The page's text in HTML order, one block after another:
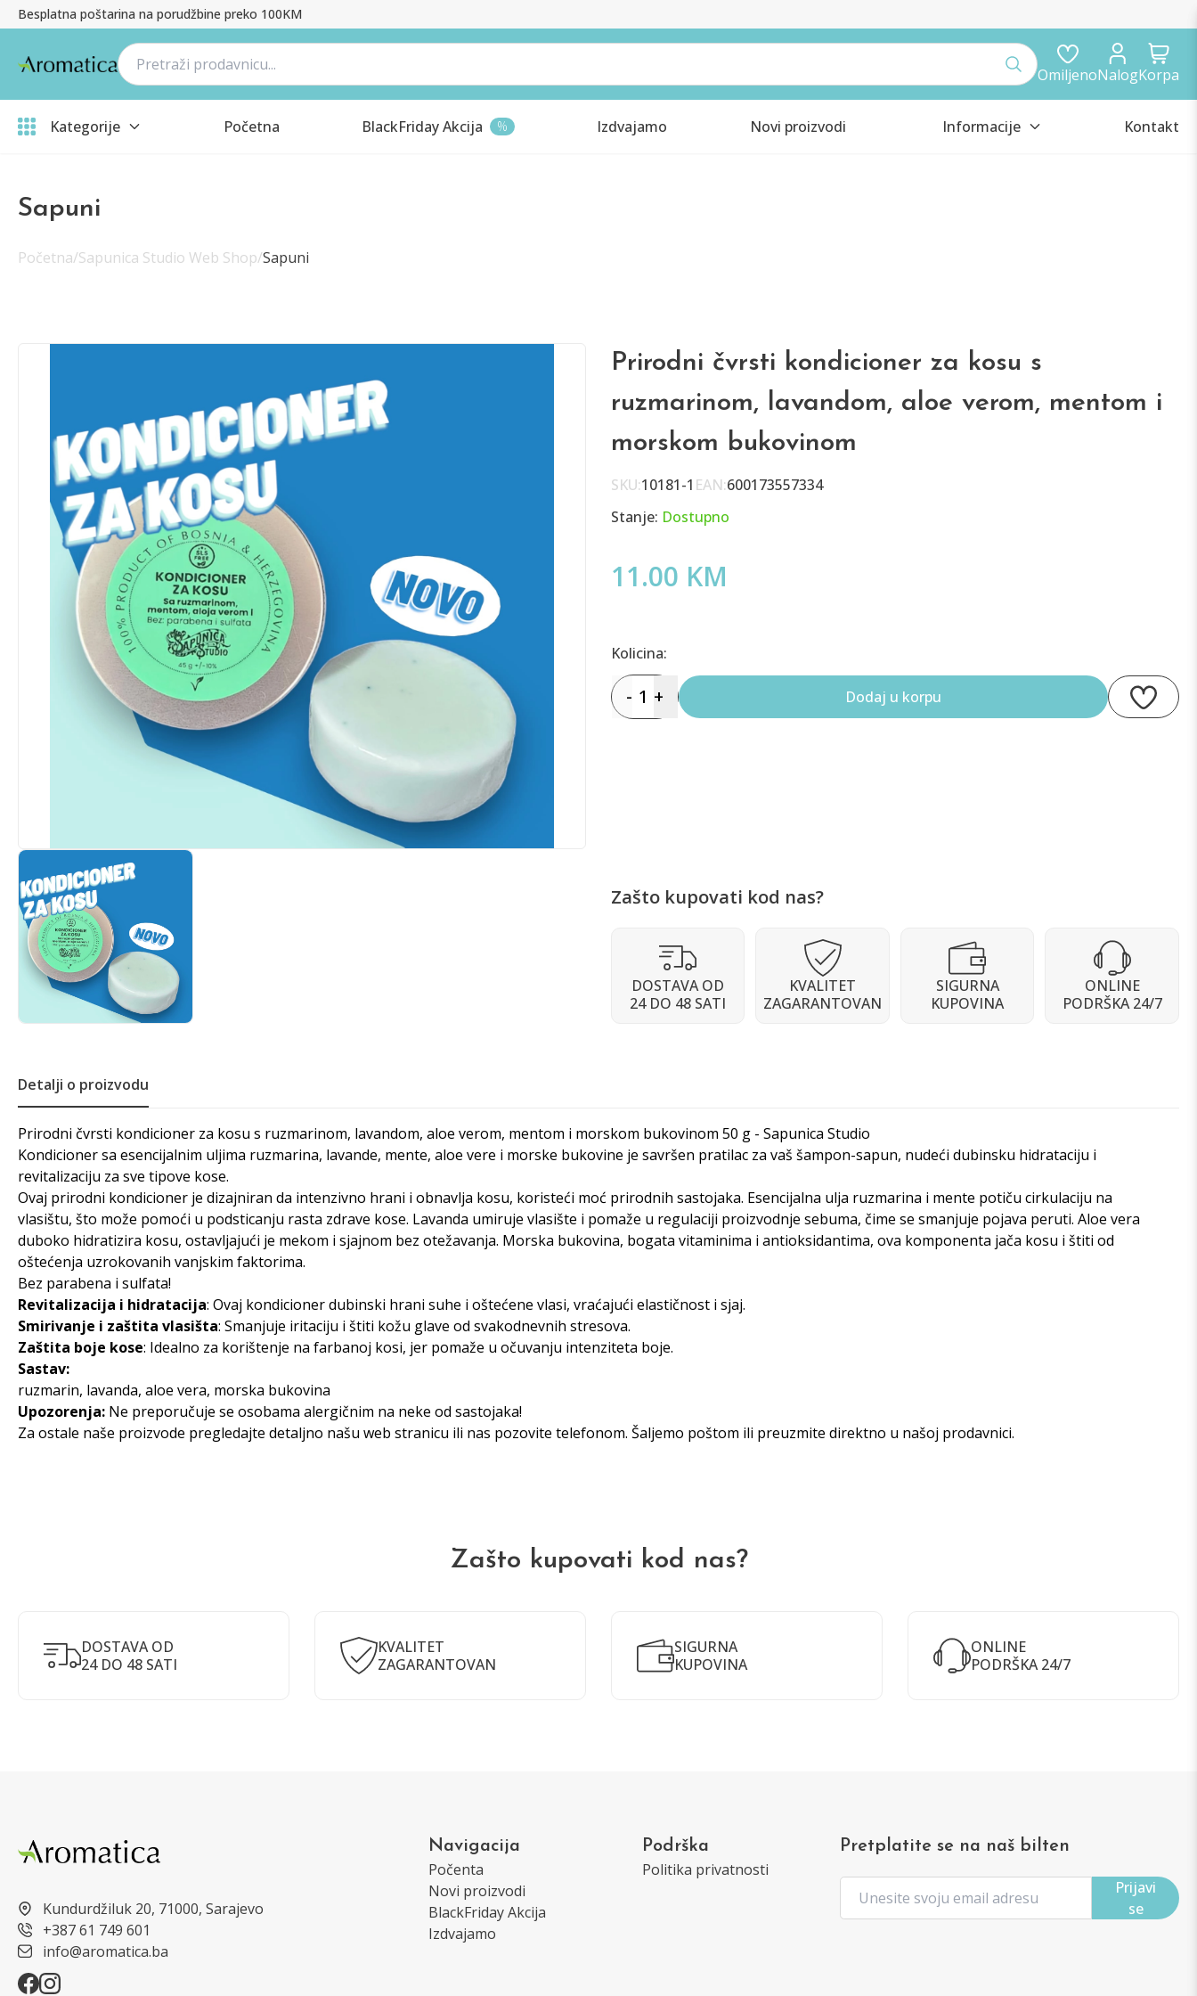
Besplatna poštarina na porudžbine preko 100KM
OmiljenoNalogKorpa
Kategorije Početna BlackFriday Akcija % Izdvajamo Novi proizvodi Informacije Kontakt
Sapuni
Početna/Sapunica Studio Web Shop/Sapuni
Prirodni čvrsti kondicioner za kosu s
ruzmarinom, lavandom, aloe verom, mentom i
morskom bukovinom
SKU:10181-1 EAN:600173557334
Stanje: Dostupno
11.00 KM
Kolicina:
- 1 + Dodaj u korpu
Zašto kupovati kod nas?
DOSTAVA OD
24 DO 48 SATI
KVALITET
ZAGARANTOVAN
SIGURNA
KUPOVINA
ONLINE
PODRŠKA 24/7
Detalji o proizvodu
Prirodni čvrsti kondicioner za kosu s ruzmarinom, lavandom, aloe verom, mentom i morskom bukovinom 50 g - Sapunica Studio
Kondicioner sa esencijalnim uljima ruzmarina, lavande, mente, aloe vere i morske bukovine je savršen pratilac za vaš šampon-sapun, nudeći dubinsku hidrataciju i
revitalizaciju za sve tipove kose.
Ovaj prirodni kondicioner je dizajniran da intenzivno hrani i obnavlja kosu, koristeći moć prirodnih sastojaka. Esencijalna ulja ruzmarina i mente potiču cirkulaciju na
vlasištu, što može pomoći u podsticanju rasta zdrave kose. Lavanda umiruje vlasište i pomaže u regulaciji proizvodnje sebuma, čime se smanjuje pojava peruti. Aloe vera
duboko hidratizira kosu, ostavljajući je mekom i sjajnom bez otežavanja. Morska bukovina, bogata vitaminima i antioksidantima, ova komponenta jača kosu i štiti od
oštećenja uzrokovanih vanjskim faktorima.
Bez parabena i sulfata!
Revitalizacija i hidratacija: Ovaj kondicioner dubinski hrani suhe i oštećene vlasi, vraćajući elastičnost i sjaj.
Smirivanje i zaštita vlasišta: Smanjuje iritaciju i štiti kožu glave od svakodnevnih stresova.
Zaštita boje kose: Idealno za korištenje na farbanoj kosi, jer pomaže u očuvanju intenziteta boje.
Sastav:
ruzmarin, lavanda, aloe vera, morska bukovina
Upozorenja: Ne preporučuje se osobama alergičnim na neke od sastojaka!
Za ostale naše proizvode pregledajte detaljno našu web stranicu ili nas pozovite telefonom. Šaljemo poštom ili preuzmite direktno u našoj prodavnici.
Zašto kupovati kod nas?
DOSTAVA OD
24 DO 48 SATI
KVALITET
ZAGARANTOVAN
SIGURNA
KUPOVINA
ONLINE
PODRŠKA 24/7
Kundurdžiluk 20, 71000, Sarajevo
+387 61 749 601
info@aromatica.ba
Navigacija
Počenta
Novi proizvodi
BlackFriday Akcija
Izdvajamo
Podrška
Politika privatnosti
Pretplatite se na naš bilten
Prijavi
se